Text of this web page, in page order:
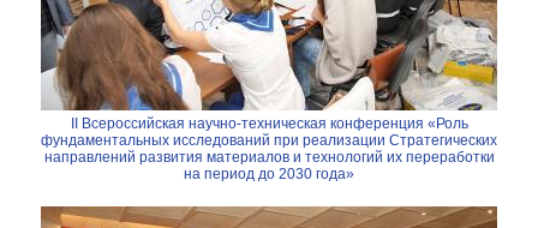
II Всероссийская научно-техническая конференция «Роль
фундаментальных исследований при реализации Стратегических
направлений развития материалов и технологий их переработки
на период до 2030 года»